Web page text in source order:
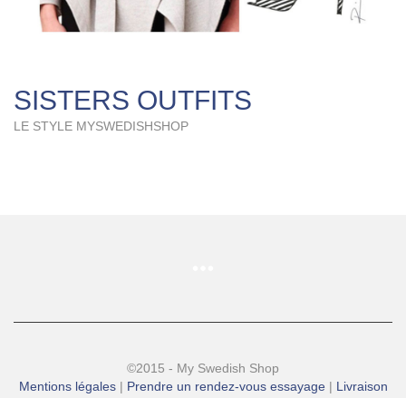
SISTERS OUTFITS
LE STYLE MYSWEDISHSHOP
©2015 - My Swedish Shop
Mentions légales | Prendre un rendez-vous essayage | Livraison